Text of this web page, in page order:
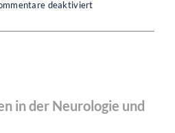
deaktiviertfür
Ausbildung
2
Geriatrie
in der Neurologie und